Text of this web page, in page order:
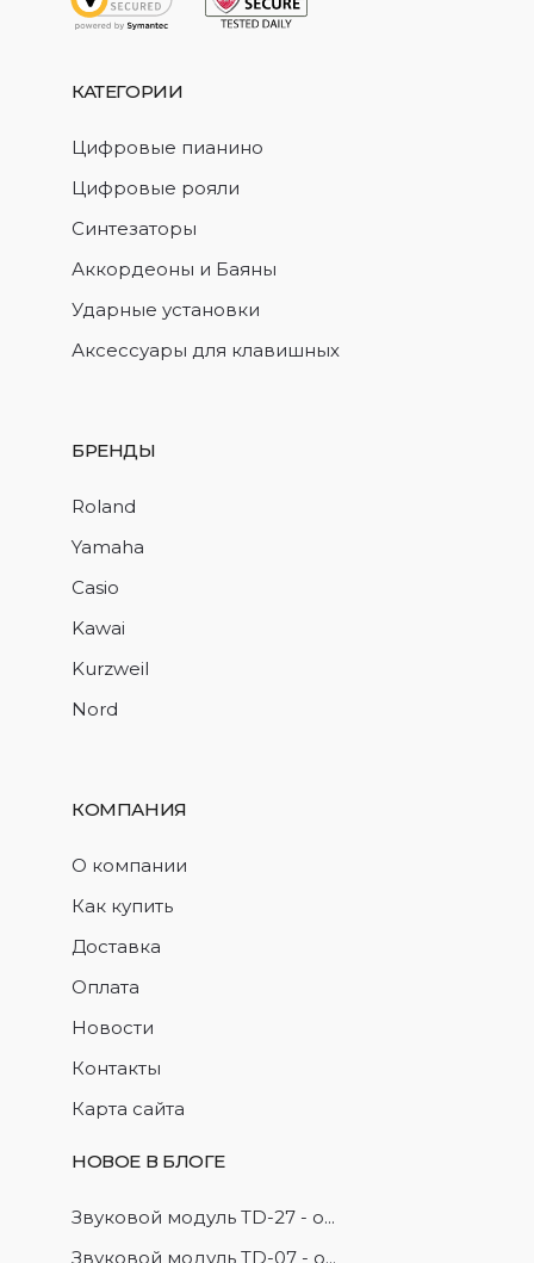
КАТЕГОРИИ
Цифровые пианино
Цифровые рояли
Синтезаторы
Аккордеоны и Баяны
Ударные установки
Аксессуары для клавишных
БРЕНДЫ
Roland
Yamaha
Casio
Kawai
Kurzweil
Nord
КОМПАНИЯ
О компании
Как купить
Доставка
Оплата
Новости
Контакты
Карта сайта
НОВОЕ В БЛОГЕ
Звуковой модуль TD-27 - о...
Звуковой модуль TD-07 - о...